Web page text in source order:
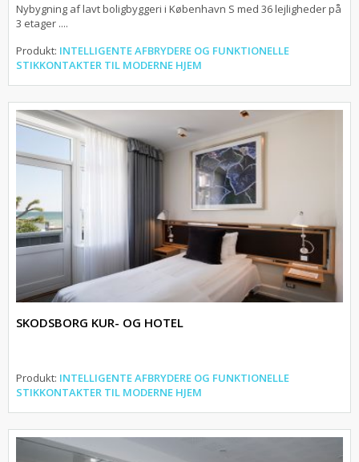
Nybygning af lavt boligbyggeri i København S med 36 lejligheder på
3 etager ....
Produkt: INTELLIGENTE AFBRYDERE OG FUNKTIONELLE
STIKKONTAKTER TIL MODERNE HJEM
SKODSBORG KUR- OG HOTEL
Produkt: INTELLIGENTE AFBRYDERE OG FUNKTIONELLE
STIKKONTAKTER TIL MODERNE HJEM